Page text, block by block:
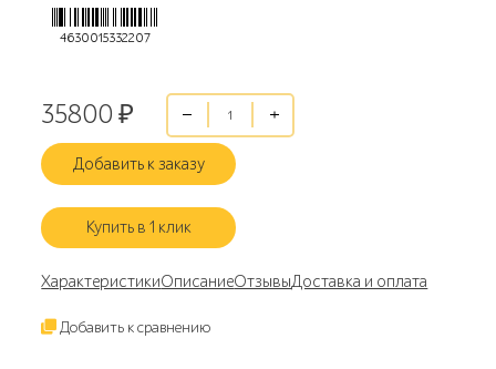
4630015332207
35800 ₽
Добавить к заказу
Купить в 1 клик
ХарактеристикиОписаниеОтзывыДоставка и оплата
Добавить к сравнению